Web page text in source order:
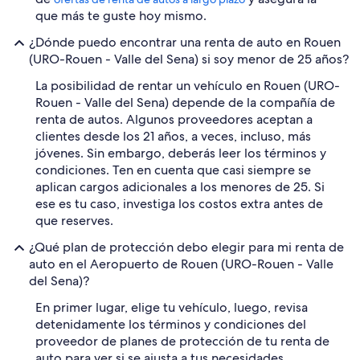
que más te guste hoy mismo.
¿Dónde puedo encontrar una renta de auto en Rouen
(URO-Rouen - Valle del Sena) si soy menor de 25 años?
La posibilidad de rentar un vehículo en Rouen (URO-
Rouen - Valle del Sena) depende de la compañía de
renta de autos. Algunos proveedores aceptan a
clientes desde los 21 años, a veces, incluso, más
jóvenes. Sin embargo, deberás leer los términos y
condiciones. Ten en cuenta que casi siempre se
aplican cargos adicionales a los menores de 25. Si
ese es tu caso, investiga los costos extra antes de
que reserves.
¿Qué plan de protección debo elegir para mi renta de
auto en el Aeropuerto de Rouen (URO-Rouen - Valle
del Sena)?
En primer lugar, elige tu vehículo, luego, revisa
detenidamente los términos y condiciones del
proveedor de planes de protección de tu renta de